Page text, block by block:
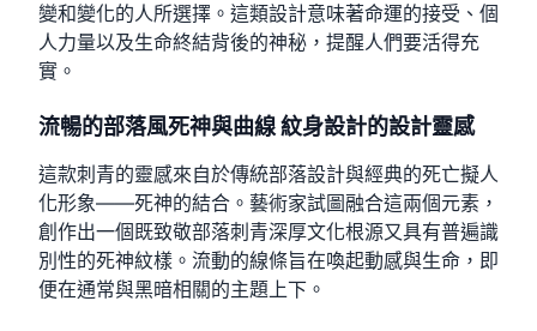
變和變化的人所選擇。這類設計意味著命運的接受、個
人力量以及生命終結背後的神秘，提醒人們要活得充
實。
流暢的部落風死神與曲線 紋身設計的設計靈感
這款刺青的靈感來自於傳統部落設計與經典的死亡擬人
化形象——死神的結合。藝術家試圖融合這兩個元素，
創作出一個既致敬部落刺青深厚文化根源又具有普遍識
別性的死神紋樣。流動的線條旨在喚起動感與生命，即
便在通常與黑暗相關的主題上下。